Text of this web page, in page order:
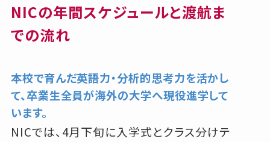
NICの年間スケジュールと渡航ま
での流れ
本校で育んだ英語力・分析的思考力を活かし
て、卒業生全員が海外の大学へ現役進学して
います。
NICでは、4月下旬に入学式とクラス分けテ